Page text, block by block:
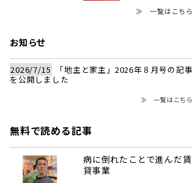
≫ 一覧はこちら
お知らせ
2026/7/15
「地主と家主」2026年８月号の記事
を公開しました
≫ 一覧はこちら
無料で読める記事
病に倒れたことで進んだ賃
貸事業